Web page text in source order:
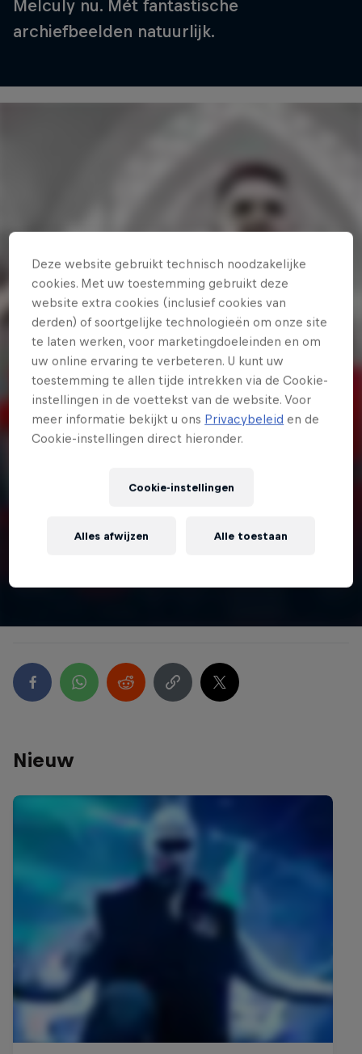
Melculy nu. Mét fantastische
archiefbeelden natuurlijk.
Red Bull Music presents Hooked On
Nieuw
Deze website gebruikt technisch noodzakelijke
cookies. Met uw toestemming gebruikt deze
website extra cookies (inclusief cookies van
derden) of soortgelijke technologieën om onze site
te laten werken, voor marketingdoeleinden en om
uw online ervaring te verbeteren. U kunt uw
toestemming te allen tijde intrekken via de Cookie-
instellingen in de voettekst van de website. Voor
meer informatie bekijkt u ons Privacybeleid en de
Cookie-instellingen direct hieronder.
Cookie-instellingen
Alles afwijzen Alle toestaan